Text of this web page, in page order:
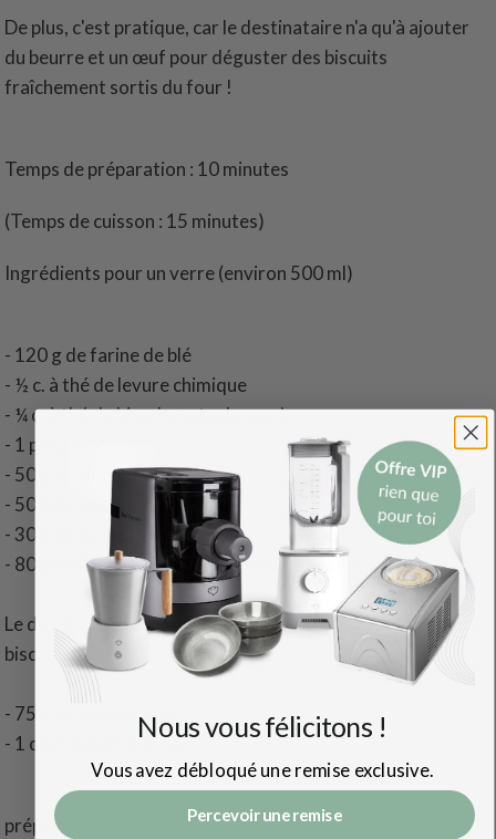
De plus, c'est pratique, car le destinataire n'a qu'à ajouter
du beurre et un œuf pour déguster des biscuits
fraîchement sortis du four !
Temps de préparation : 10 minutes
(Temps de cuisson : 15 minutes)
Ingrédients pour un verre (environ 500 ml)
- 120 g de farine de blé
- ½ c. à thé de levure chimique
- ¼ c. à thé de bicarbonate de soude
- 1 pincée de sel
- 50 g de flocons d'avoine
- 50 g de sucre brun
- 30 g de sucre
- 80 g M&Des M ou des gouttes de chocolat
Le destinataire aura besoin des éléments suivants pour les
biscuits finis :
- 75 g de beurre mou
- 1 œuf moyen (battu)
préparation
Nous vous félicitons !
Vous avez débloqué une remise exclusive.
Percevoir une remise